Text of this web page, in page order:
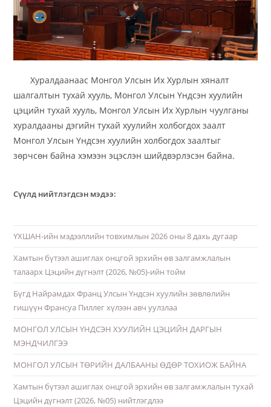
Хуралдаанаас Монгол Улсын Их Хурлын хяналт
шалгалтын тухай хууль, Монгол Улсын Үндсэн хуулийн
цэцийн тухай хууль, Монгол Улсын Их Хурлын чуулганы
хуралдааны дэгийн тухай хуулийн холбогдох заалт
Монгол Улсын Үндсэн хуулийн холбогдох заалтыг
зөрчсөн байна хэмээн эцэслэн шийдвэрлэсэн байна.
Сүүлд нийтлэгдсэн мэдээ:
ҮХШАН-ийн мэдээллийн товхимлын 2026 оны 8 дахь дугаар
Хамтын бүтээл ашиглах онцгой эрхийн өв залгамжлалын
талаарх Цэцийн дүгнэлт (2026, №05)-ийн тойм
Бүгд Найрамдах Франц Улсын Үндсэн хуулийн зөвлөлийн
гишүүн Франсуа Пиллег хүлээн авч уулзлаа
МОНГОЛ УЛСЫН ҮНДСЭН ХУУЛИЙН ЦЭЦИЙН ДАРГЫН
МЭНДЧИЛГЭЭ
МОНГОЛ УЛСЫН ТӨРИЙН ДАЛБААНЫ ӨДӨР ТОХИОЖ БАЙНА
Хамтын бүтээл ашиглах онцгой эрхийн өв залгамжлалын тухай
Цэцийн дүгнэлт (2026, №05) нийтлэгдлээ